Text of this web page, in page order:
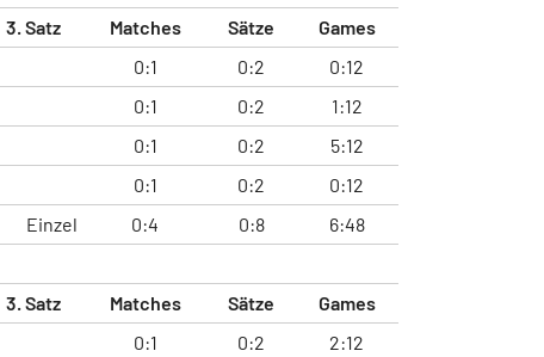
3. Satz Matches Sätze Games
0:1 0:2 0:12
0:1 0:2 1:12
0:1 0:2 5:12
0:1 0:2
0:12
Einzel
0:4 0:8
6:48
3. Satz Matches Sätze Games
0:1 0:2 2:12